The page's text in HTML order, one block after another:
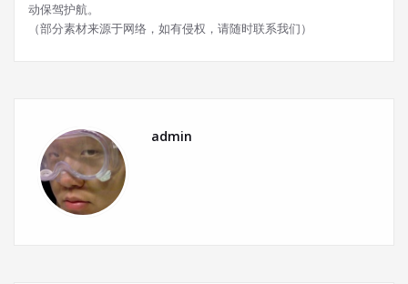
动保驾护航。
（部分素材来源于网络，如有侵权，请随时联系我们）
admin